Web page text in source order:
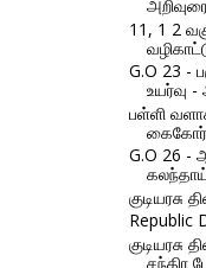
11, 1 2
G.O 23 -
உயர்வு -
பள்ளி
G.O 26 -
குடியரசு
Republic
குடியரசு
சந்திர